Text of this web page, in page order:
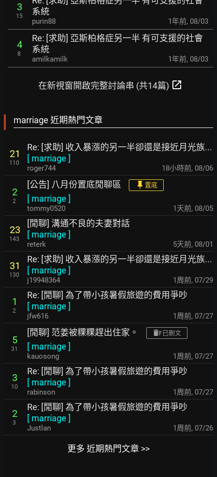
3
15
系統
purin88 1年前, 08/03
4
8
Re: [求助] 亞斯柏格症另一半 有可支援的社會
系統
amilkamilk 1年前, 08/03
在新視窗開啟完整討論串 (共14篇) open_in_new
marriage 近期熱門文章
21
110
Re: [求助] 收入暴漲的另一半卻還是接近月光族...
[ marriage ]
roger744 18小時前, 08/06
2
2
[公告] 八月份置底閒聊區 置底
[ marriage ]
tommy0520 1天前, 08/05
23
143
[閒聊] 溝通不良的夫妻對話
[ marriage ]
reterk 5天前, 08/01
31
130
Re: [求助] 收入暴漲的另一半卻還是接近月光族...
[ marriage ]
j19948364 1周前, 07/29
1
2
Re: [閒聊] 為了帶小孩暑假旅遊的費用爭吵
[ marriage ]
jfw616 1周前, 07/27
5
31
[閒聊] 范姜被粿粿趕出住家。 已刪文
[ marriage ]
kauosong 1周前, 07/27
3
10
Re: [閒聊] 為了帶小孩暑假旅遊的費用爭吵
[ marriage ]
rabinson 1周前, 07/27
2
3
Re: [閒聊] 為了帶小孩暑假旅遊的費用爭吵
[ marriage ]
Justlan 1周前, 07/26
更多 近期熱門文章 >>